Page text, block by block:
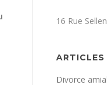
16 Rue
ARTICLES
Divorce